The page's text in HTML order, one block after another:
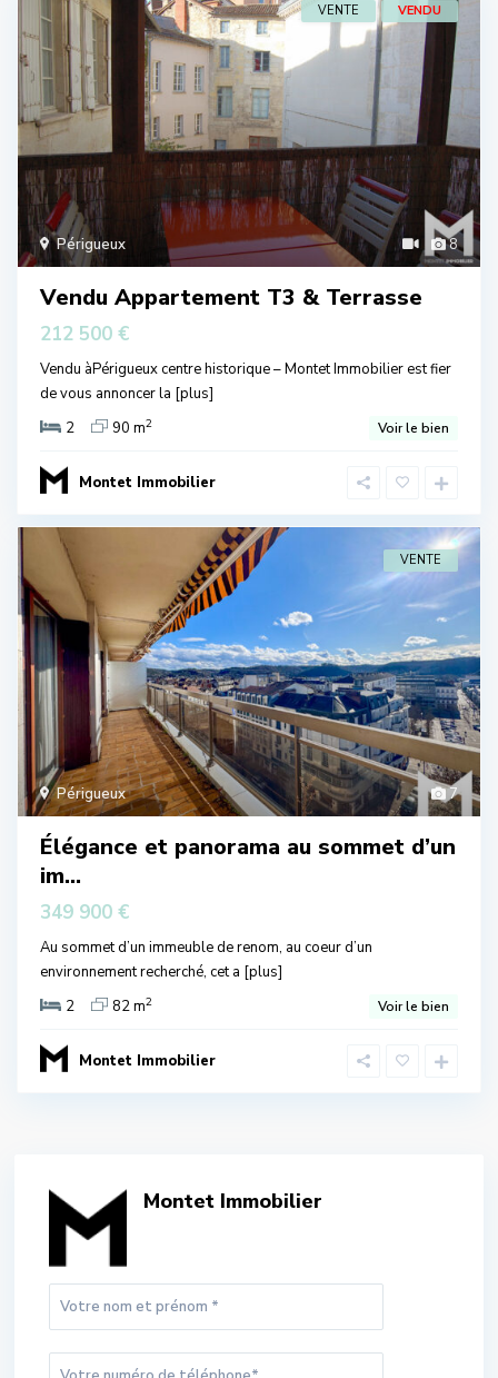
8
Périgueux
VENTE VENDU
Vendu Appartement T3 & Terrasse
212 500 €
Vendu àPérigueux centre historique – Montet Immobilier est fier
de vous annoncer la [plus]
2
90 m2 Voir le bien
Montet Immobilier
7
Périgueux
VENTE
Élégance et panorama au sommet d’un
im...
349 900 €
Au sommet d’un immeuble de renom, au coeur d’un
environnement recherché, cet a [plus]
2
82 m2 Voir le bien
Montet Immobilier
Montet Immobilier